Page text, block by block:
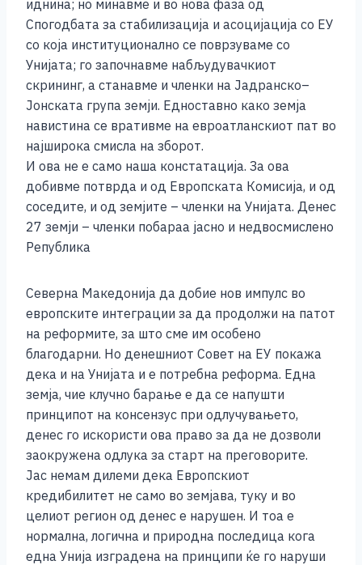
иднина; но минавме и во нова фаза од
Спогодбата за стабилизација и асоцијација со ЕУ
со која институционално се поврзуваме со
Унијата; го започнавме набљудувачкиот
скрининг, а станавме и членки на Јадранско–
Јонската група земји. Едноставно како земја
навистина се вративме на евроатланскиот пат во
најширока смисла на зборот.
И ова не е само наша констатација. За ова
добивме потврда и од Европската Комисија, и од
соседите, и од земјите – членки на Унијата. Денес
27 земји – членки побараа јасно и недвосмислено
Република
Северна Македонија да добие нов импулс во
европските интеграции за да продолжи на патот
на реформите, за што сме им особено
благодарни. Но денешниот Совет на ЕУ покажа
дека и на Унијата и е потребна реформа. Една
земја, чие клучно барање е да се напушти
принципот на консензус при одлучувањето,
денес го искористи ова право за да не дозволи
заокружена одлука за старт на преговорите.
Јас немам дилеми дека Европскиот
кредибилитет не само во земјава, туку и во
целиот регион од денес е нарушен. И тоа е
нормална, логична и природна последица кога
една Унија изградена на принципи ќе го наруши